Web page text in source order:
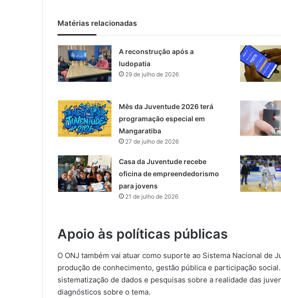
Matérias relacionadas
A reconstrução após a
ludopatia
29 de julho de 2026
Mês da Juventude 2026 terá
programação especial em
Mangaratiba
27 de julho de 2026
Casa da Juventude recebe
oficina de empreendedorismo
para jovens
21 de julho de 2026
Apoio às políticas públicas
O ONJ também vai atuar como suporte ao Sistema Nacional de
produção de conhecimento, gestão pública e participação
sistematização de dados e pesquisas sobre a realidade das
diagnósticos sobre o tema.